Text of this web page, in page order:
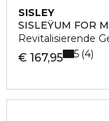
SISLEY
SISLEŸUM FOR
Revitalisierende
€ 167,95 5 4